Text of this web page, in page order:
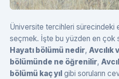
Üniversite tercihleri sürecindeki
seçmek. İşte bu yüzden en çok
Hayatı bölümü nedir, Avcılık
bölümünde ne öğrenilir,
bölümü kaç yıl gibi soruların